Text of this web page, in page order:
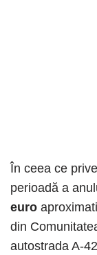
În ceea ce
perioadă a
euro
din
autostrada A-